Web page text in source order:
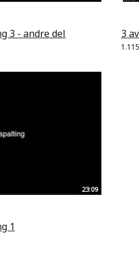
3 - andre del 3
23:09
1